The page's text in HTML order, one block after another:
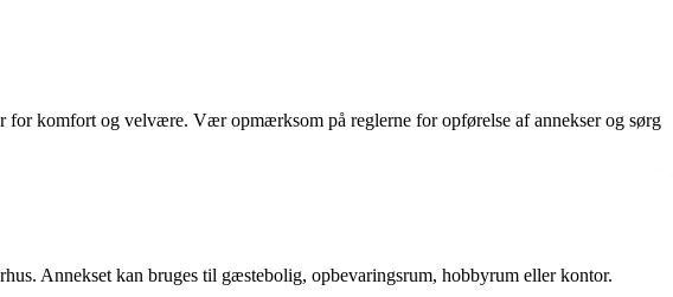
komfort og velvære. Vær opmærksom på reglerne for opførelse af annekser og sørg
Annekset kan bruges til gæstebolig, opbevaringsrum, hobbyrum eller kontor.